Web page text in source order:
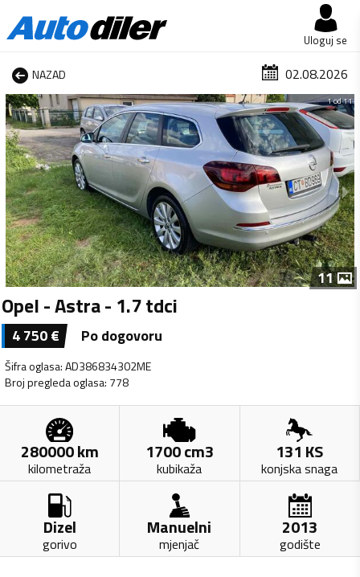
Uloguj se
NAZAD 02.08.2026
1 od 11
11
Opel - Astra - 1.7 tdci
4 750€ Po dogovoru
Šifra oglasa:AD386834302ME
Broj pregleda oglasa: 778
280000km
kilometraža
1700cm3
kubikaža
131 KS
konjska snaga
Dizel
gorivo
Manuelni
mjenjač
2013
godište